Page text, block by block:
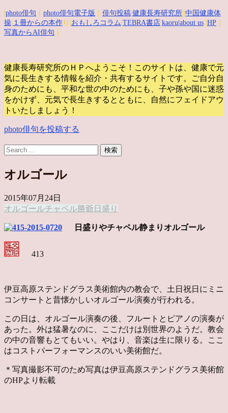
photo俳句 photo俳句電子版 俳句投稿 健康長寿研究所 中国健康体
操 １冊からの本作 り| おもしろコラム TEBRA書店 kaoru |about us HP
写真からAI俳句
健康長寿研究所のＨＰへようこそ！このサイトは、健康で元
気に長生きする情報を紹介・共有するサイトです。
ご自分自
身のためにも、平和な世の中のためにも、子や孫や国に迷惑
をかけず、元気で長生きするとともに、自然にフェイドアウ
トいたしましょう！
photo俳句を投稿する
オルゴール
2015年07月24日
オルゴールチャペル勝爺 日盛り
日盛りやチャペル静まりオルゴール
413
伊豆高原ステンドグラス美術館内の教会で、土日祝日にミニ
コンサートと昔懐かしいオルゴール演奏が行われる。
この日は、オルゴール演奏の後、フルートとピアノの演奏が
あった。外は猛暑なのに、ここだけは別世界のようだ。教会
の中の音響もとてもいい。やはり、音楽は生に限りる。ここ
はコストパーフォーマンスのいい美術館だ。
＊写真撮影不可のため写真は伊豆高原ステンドグラス美術館
のHPより転載